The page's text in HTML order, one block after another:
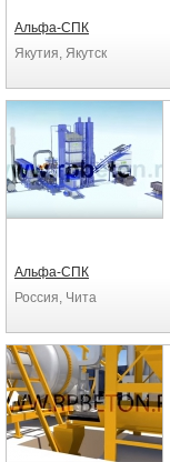
Альфа-СПК
Якутия, Якутск
Альфа-СПК
Россия, Чита